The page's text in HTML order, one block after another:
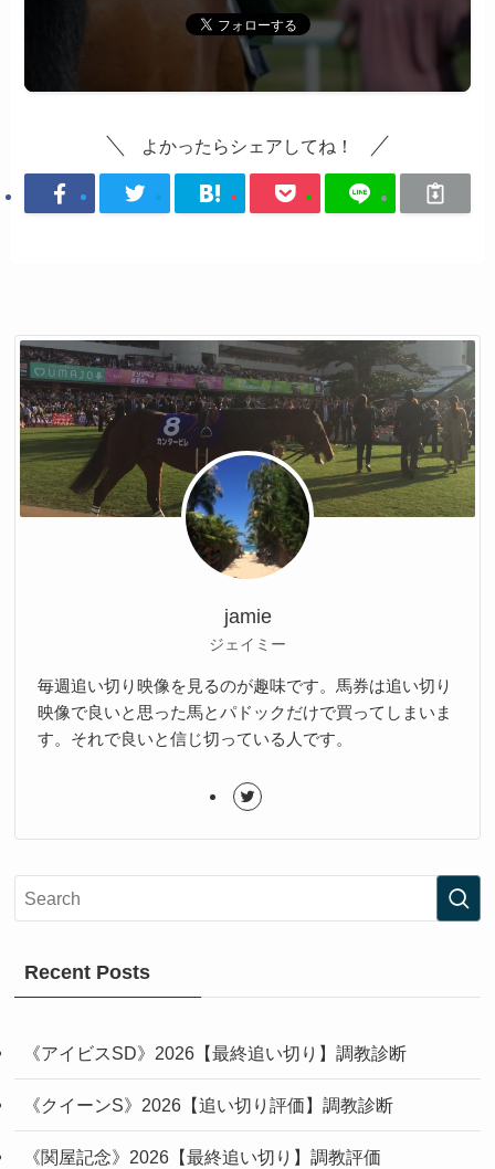
よかったらシェアしてね！
jamie
ジェイミー
毎週追い切り映像を見るのが趣味です。馬券は追い切り
映像で良いと思った馬とパドックだけで買ってしまいま
す。それで良いと信じ切っている人です。
Recent Posts
《アイビスSD》2026【最終追い切り】調教診断
《クイーンS》2026【追い切り評価】調教診断
《関屋記念》2026【最終追い切り】調教評価